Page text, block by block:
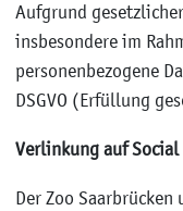
Aufgrund
insbesondere im
personenbezogene
DSGVO (Erfüllung
Verlinkung auf
Der Zoo